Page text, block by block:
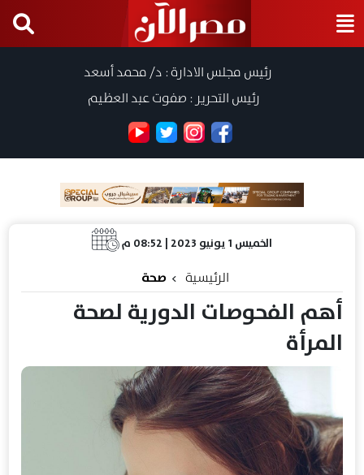
رئيس مجلس الادارة : د/ محمد أسعد
رئيس التحرير : صفوت عبد العظيم
الخميس 1 يونيو 2023 | 08:52 م
الرئيسية صحة
أهم الفحوصات الدورية لصحة
المرأة